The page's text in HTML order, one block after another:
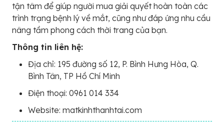
tận tâm để giúp người mua giải quyết hoàn toàn các
trình trạng bệnh lý về mắt, cũng như đáp ứng nhu cầu
nâng tầm phong cách thời trang của bạn.
Thông tin liên hệ:
Địa chỉ: 195 đường số 12, P. Bình Hưng Hòa, Q.
Bình Tân, TP Hồ Chí Minh
Điện thoại: 0961 014 334
Website: matkinhthanhtai.com